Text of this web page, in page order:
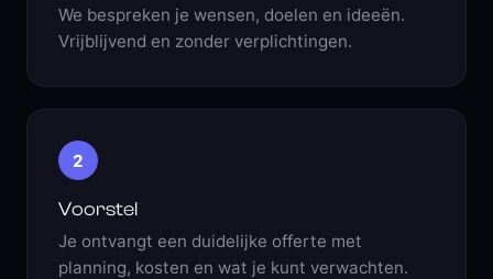
We bespreken je wensen, doelen en ideeën.
Vrijblijvend en zonder verplichtingen.
2
Voorstel
Je ontvangt een duidelijke offerte met
planning, kosten en wat je kunt verwachten.